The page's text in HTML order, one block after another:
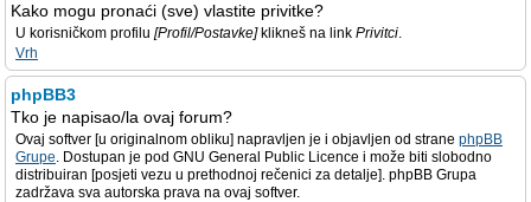
Kako mogu pronaći (sve) vlastite privitke?
U korisničkom profilu [Profil/Postavke]klikneš na link Privitci.
Vrh
phpBB3
Tko je napisao/la ovaj forum?
Ovaj softver [u originalnom obliku] napravljen je i objavljen od strane phpBB
Grupe. Dostupan je pod GNU General Public Licence i može biti slobodno
distribuiran [posjeti vezu u prethodnoj rečenici za detalje]. phpBB Grupa
zadržava sva autorska prava na ovaj softver.